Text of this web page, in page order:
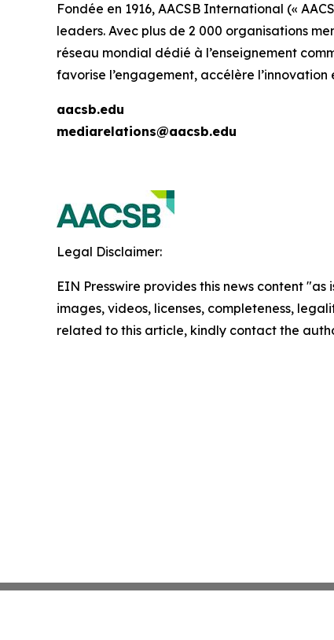
Fondée en 1916, AACSB International («
leaders. Avec plus de 2 000 organisations
réseau mondial dédié à l’enseignement
favorise l’engagement, accélère
aacsb.edu
mediarelations@aacsb.edu
Legal Disclaimer:
EIN Presswire provides this news content
images, videos, licenses, completeness,
related to this article, kindly contact the